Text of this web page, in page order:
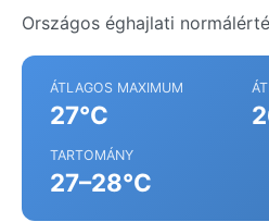
Országos éghajlati
ÁTLAGOS MAXIMUM
27°C
TARTOMÁNY
27–28°C